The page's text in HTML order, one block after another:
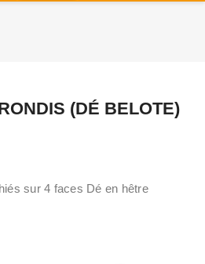
(DÉ BELOTE)
sur 4 faces Dé en hêtre